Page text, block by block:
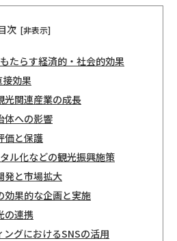
次 [非表示]
たらす経済的・社会的効果
効果
光関連産業の成長
体への影響
価と保護
ル化などの観光振興施策
発と市場拡大
効果的な企画と実施
の連携
ングにおけるSNSの活用